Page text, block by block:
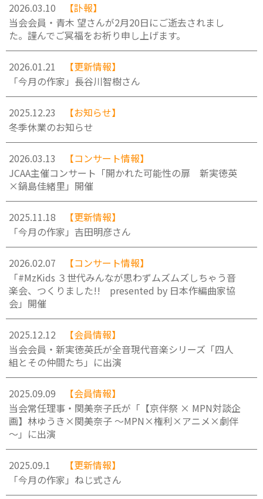
2026.03.10
【訃報】
当会会員・青木 望さんが2月20日にご逝去されまし
た。謹んでご冥福をお祈り申し上げます。
2026.01.21
【更新情報】
「今月の作家」長谷川智樹さん
2025.12.23
【お知らせ】
冬季休業のお知らせ
2026.03.13
【コンサート情報】
JCAA主催コンサート「開かれた可能性の扉 新実徳英
×鍋島佳緒里」開催
2025.11.18
【更新情報】
「今月の作家」吉田明彦さん
2026.02.07
【コンサート情報】
「#MzKids ３世代みんなが思わずムズムズしちゃう音
楽会、つくりました!! presented by 日本作編曲家協
会」開催
2025.12.12
【会員情報】
当会会員・新実徳英氏が全音現代音楽シリーズ「四人
組とその仲間たち」に出演
2025.09.09
【会員情報】
当会常任理事・関美奈子氏が「【京伴祭 × MPN対談企
画】林ゆうき×関美奈子 ～MPN×権利×アニメ×劇伴
～」に出演
2025.09.1
【更新情報】
「今月の作家」ねじ式さん